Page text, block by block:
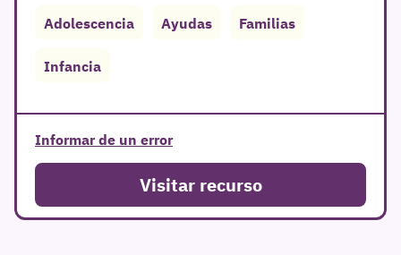
Adolescencia Ayudas Familias
Infancia
Informar de un error
Visitar recurso